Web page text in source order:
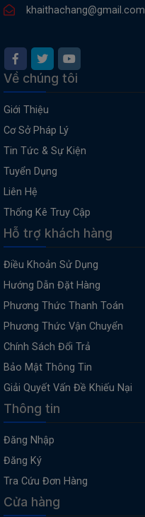
khaithachang@gmail.com
Về chúng tôi
Giới Thiệu
Cơ Sở Pháp Lý
Tin Tức & Sự Kiện
Tuyển Dụng
Liên Hệ
Thống Kê Truy Cập
Hỗ trợ khách hàng
Điều Khoản Sử Dụng
Hướng Dẫn Đặt Hàng
Phương Thức Thanh Toán
Phương Thức Vận Chuyển
Chính Sách Đổi Trả
Bảo Mật Thông Tin
Giải Quyết Vấn Đề Khiếu Nại
Thông tin
Đăng Nhập
Đăng Ký
Tra Cứu Đơn Hàng
Cửa hàng